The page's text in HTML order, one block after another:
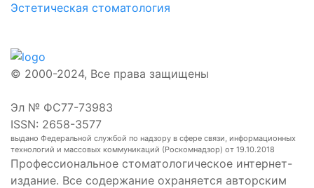
Эстетическая стоматология
© 2000-2024, Все права защищены
Эл № ФС77-73983
ISSN: 2658-3577
выдано Федеральной службой по надзору в сфере связи, информационных
технологий и массовых коммуникаций (Роскомнадзор) от 19.10.2018
Профессиональное стоматологическое интернет-
издание. Все содержание охраняется авторским